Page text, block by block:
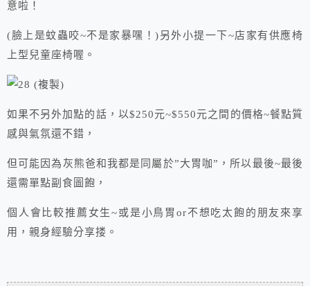
意啦！
(臉上是蚊蟲咬~不是家暴嘿！)另外小提一下~店家有供應椅
上型兒童座椅喔。
如果不另外加點的話，以$250元~$550元之間的價格~餐點質
感與氣氛還不錯，
但可能因為灰熊爸和我都是同屬於”大胃咖”，所以最後~最後
還需單點副食圖飽，
個人會比較推薦女生~或是小鳥胃or不想吃太飽的朋友來享
用，親身經驗分享搂。